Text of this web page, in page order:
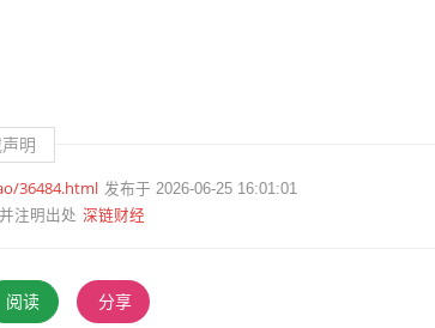
明
36484.html 发布于 2026-06-25 16:01:01
并注明出处 深链财经
阅读 分享